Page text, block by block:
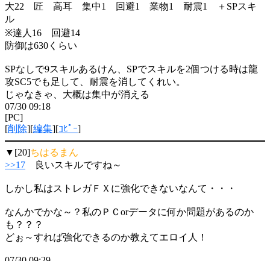
大22 匠 高耳 集中1 回避1 業物1 耐震1 ＋SPスキ
ル
※達人16 回避14
防御は630くらい
SPなしで9スキルあるけん、SPでスキルを2個つける時は龍
攻SC5でも足して、耐震を消してくれい。
じゃなきゃ、大概は集中が消える
07/30 09:18
[PC]
[削除][編集][ｺﾋﾟｰ]
▼[20]ちはるまん
>>17 良いスキルですね～
しかし私はストレガＦＸに強化できないなんて・・・
なんかでかな～？私のＰＣorデータに何か問題があるのか
も？？？
どぉ～すれば強化できるのか教えてエロイ人！